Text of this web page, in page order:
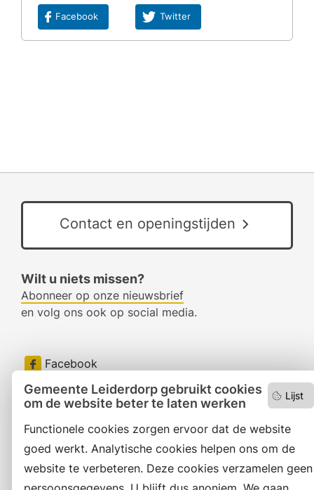
Lijst
Gemeente Leiderdorp gebruikt cookies
om de website beter te laten werken
Functionele cookies zorgen ervoor dat de website
goed werkt. Analytische cookies helpen ons om de
website te verbeteren. Deze cookies verzamelen geen
Facebook Twitter
Contact en openingstijden
Wilt u niets missen?
Abonneer op onze nieuwsbrief
en volg ons ook op social media.
Facebook
RSS
Instagram